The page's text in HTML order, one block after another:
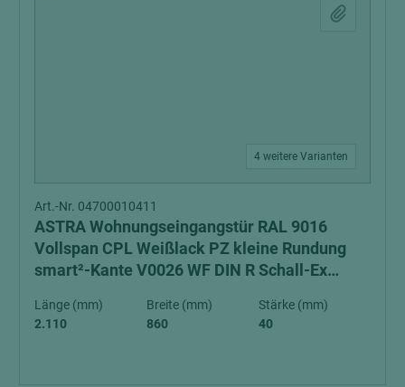
4 weitere Varianten
Art.-Nr. 04700010411
ASTRA Wohnungseingangstür RAL 9016
Vollspan CPL Weißlack PZ kleine Rundung
smart²-Kante V0026 WF DIN R Schall-Ex
Länge (mm)
2.110
Breite (mm)
860
Stärke (mm)
40